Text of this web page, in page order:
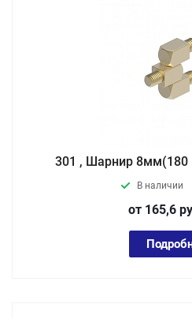
301 , Шарнир 8мм(180
В наличии
от 165,6